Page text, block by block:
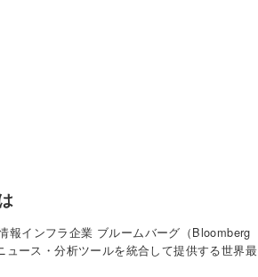
報インフラ企業 ブルームバーグ（Bloomberg
ュース・分析ツールを統合して提供する世界最